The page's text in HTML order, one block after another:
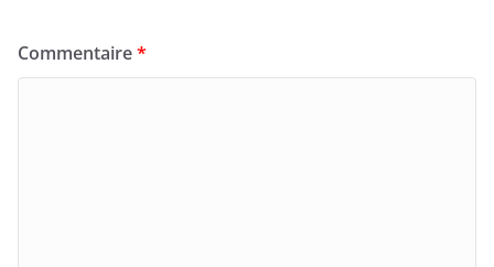
Commentaire*